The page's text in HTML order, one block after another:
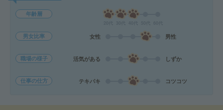
年齢層
男女比率 女性 男性
職場の様子 活気がある しずか
仕事の仕方 テキパキ コツコツ